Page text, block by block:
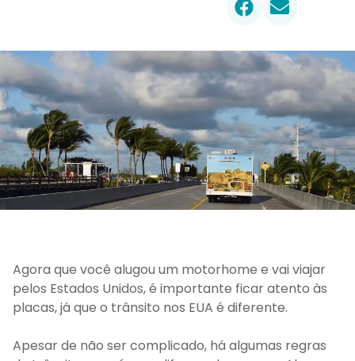
Agora que você alugou um motorhome e vai viajar
pelos Estados Unidos, é importante ficar atento às
placas, já que o trânsito nos EUA é diferente.
Apesar de não ser complicado, há algumas regras